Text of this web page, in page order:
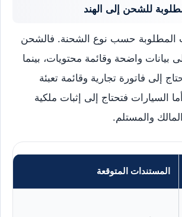
للشحن إلى الهند
المطلوبة حسب نوع الشحنة. فالشحن
بيانات واضحة وقائمة محتويات، بينما
إلى فاتورة تجارية وقائمة تعبئة
السيارات فتحتاج إلى إثبات ملكية
والمستلم.
المستندات المتوقعة